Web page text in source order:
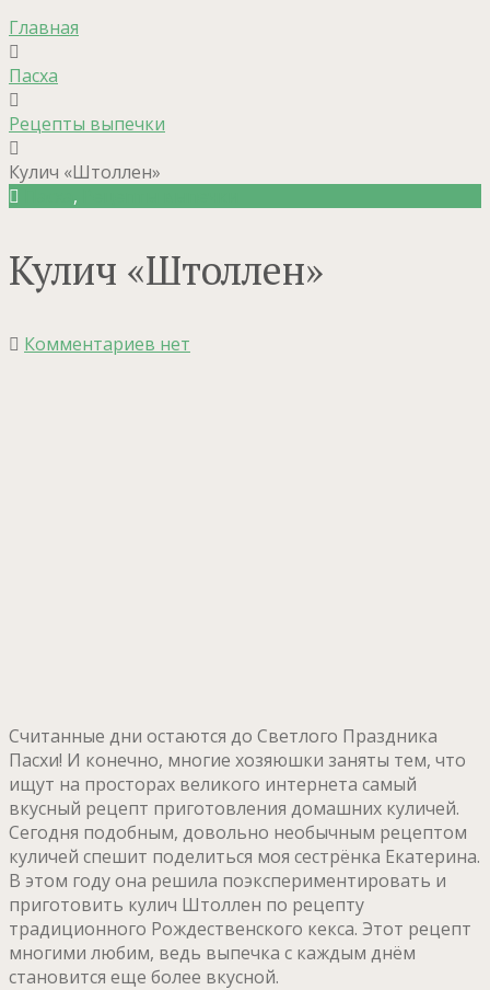
Главная
Пасха
Рецепты выпечки
Кулич «Штоллен»
,
Кулич «Штоллен»
Комментариев нет
Считанные дни остаются до Светлого Праздника
Пасхи! И конечно, многие хозяюшки заняты тем, что
ищут на просторах великого интернета самый
вкусный рецепт приготовления домашних куличей.
Сегодня подобным, довольно необычным рецептом
куличей спешит поделиться моя сестрёнка Екатерина.
В этом году она решила поэкспериментировать и
приготовить кулич Штоллен по рецепту
традиционного Рождественского кекса. Этот рецепт
многими любим, ведь выпечка с каждым днём
становится еще более вкусной.